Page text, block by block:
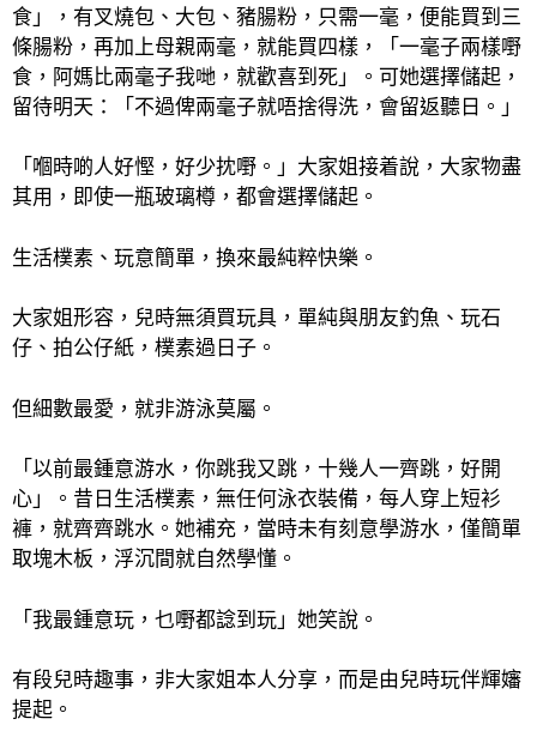
食」，有叉燒包、大包、豬腸粉，只需一毫，便能買到三
條腸粉，再加上母親兩毫，就能買四樣，「一毫子兩樣嘢
食，阿媽比兩毫子我哋，就歡喜到死」。可她選擇儲起，
留待明天：「不過俾兩毫子就唔捨得洗，會留返聽日。」
「嗰時啲人好慳，好少抌嘢。」大家姐接着說，大家物盡
其用，即使一瓶玻璃樽，都會選擇儲起。
生活樸素、玩意簡單，換來最純粹快樂。
大家姐形容，兒時無須買玩具，單純與朋友釣魚、玩石
仔、拍公仔紙，樸素過日子。
但細數最愛，就非游泳莫屬。
「以前最鍾意游水，你跳我又跳，十幾人一齊跳，好開
心」。昔日生活樸素，無任何泳衣裝備，每人穿上短衫
褲，就齊齊跳水。她補充，當時未有刻意學游水，僅簡單
取塊木板，浮沉間就自然學懂。
「我最鍾意玩，乜嘢都諗到玩」她笑說。
有段兒時趣事，非大家姐本人分享，而是由兒時玩伴輝嬸
提起。